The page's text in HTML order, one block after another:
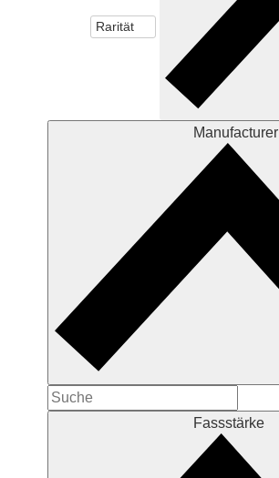
Rarität
Manufacturer
Fassstärke